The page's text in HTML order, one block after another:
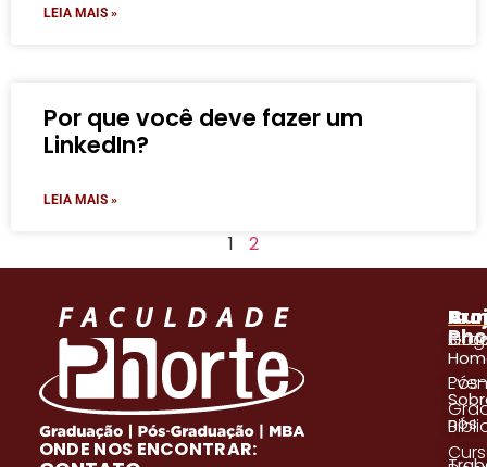
LEIA MAIS »
Por que você deve fazer um
LinkedIn?
LEIA MAIS »
1 2
ONDE NOS ENCONTRAR:
A
nós
Pós-